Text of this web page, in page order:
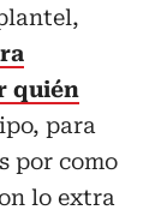
quién
para
por como
lo extra